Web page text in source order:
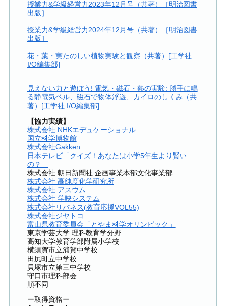
授業力&学級経営力2023年12月号（共著）［明治図書
出版］
授業力&学級経営力2024年12月号（共著）［明治図書
出版］
花・葉・実たのしい植物実験と観察（共著）[工学社
I/O編集部]
見えない力と遊ぼう! 電気・磁石・熱の実験: 勝手に鳴
る静電気ベル、磁石で物体浮遊、カイロのしくみ（共
著）[工学社 I/O編集部]
【協力実績】
株式会社 NHKエデュケーショナル
国立科学博物館
株式会社Gakken
日本テレビ「クイズ！あなたは小学5年生より賢い
の？」
株式会社 朝日新聞社 企画事業本部文化事業部
株式会社 高純度化学研究所
株式会社 アスウム
株式会社 学映システム
株式会社リバネス(教育応援VOL55)
株式会社ジヤトコ
富山県教育委員会「とやま科学オリンピック」
東京学芸大学 理科教育学分野
高知大学教育学部附属小学校
横須賀市立浦賀中学校
田尻町立中学校
貝塚市立第三中学校
守口市理科部会
順不同
ー取得資格ー